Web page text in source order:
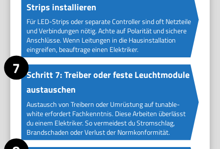
Strips installieren
Für LED-Strips oder separate Controller sind oft Netzteile
und Verbindungen nötig. Achte auf Polarität und sichere
Anschlüsse. Wenn Leitungen in die Hausinstallation
eingreifen, beauftrage einen Elektriker.
Schritt 7: Treiber oder feste Leuchtmodule
austauschen
Austausch von Treibern oder Umrüstung auf tunable-
white erfordert Fachkenntnis. Diese Arbeiten überlässt
du einem Elektriker. So vermeidest du Stromschlag,
Brandschaden oder Verlust der Normkonformität.